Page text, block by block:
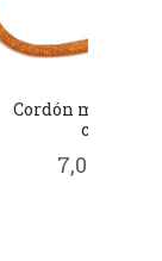
Cordón material
colores
7,00 €